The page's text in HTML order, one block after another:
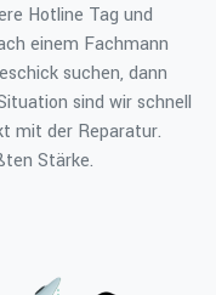
Hotline Tag und
einem Fachmann
suchen, dann
sind wir schnell
mit der Reparatur.
Stärke.